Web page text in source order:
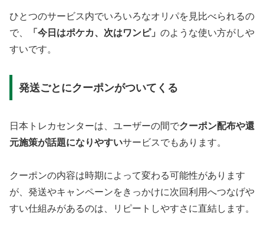
ひとつのサービス内でいろいろなオリパを見比べられるの
で、
「今日はポケカ、次はワンピ」 のような使い方がしや
すいです。
発送ごとにクーポンがついてくる
日本トレカセンターは、ユーザーの間でクーポン配布や還
元施策が話題になりやすいサービスでもあります。
クーポンの内容は時期によって変わる可能性があります
が、発送やキャンペーンをきっかけに次回利用へつなげや
すい仕組みがあるのは、リピートしやすさに直結します。